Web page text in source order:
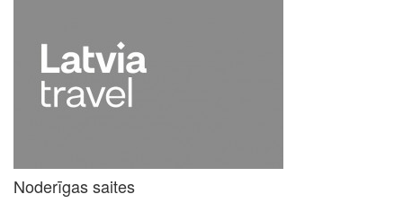
Noderīgas saites